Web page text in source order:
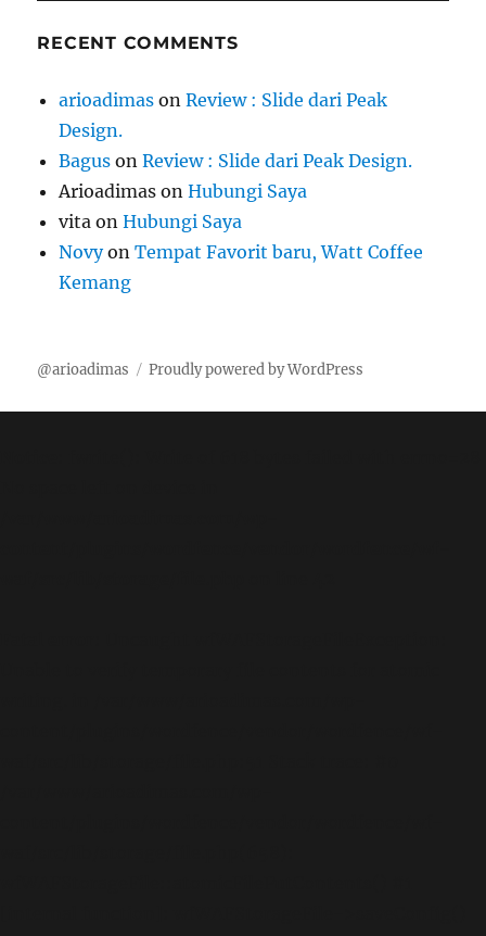
RECENT COMMENTS
arioadimas onReview : Slide dari Peak
Design.
Bagus onReview : Slide dari Peak Design.
Arioadimas onHubungi Saya
vita onHubungi Saya
NovyonTempat Favorit baru, Watt Coffee
Kemang
@arioadimas Proudly powered by WordPress